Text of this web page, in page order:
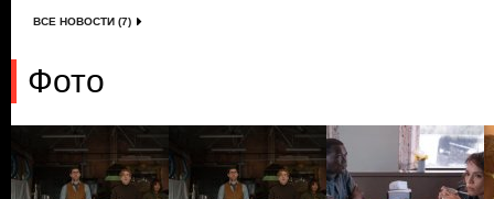
ВСЕ НОВОСТИ (7)
Фото